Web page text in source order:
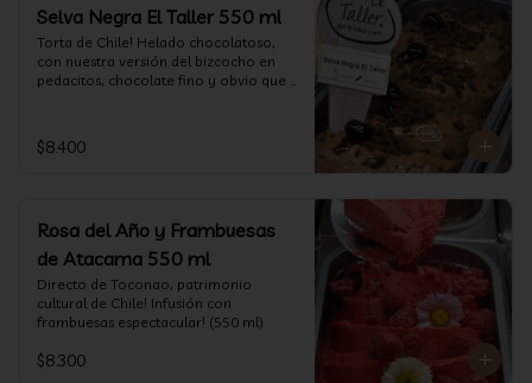
Selva Negra El Taller 550 ml
Torta de Chile! Helado chocolatoso,
con nuestra versión del bizcocho en
pedacitos, chocolate fino y obvio que
$8.400
Rosa del Año y Frambuesas
de Atacama 550 ml
Directo de Toconao, patrimonio
cultural de Chile! Infusión con
frambuesas espectacular! (550 ml)
$8.300